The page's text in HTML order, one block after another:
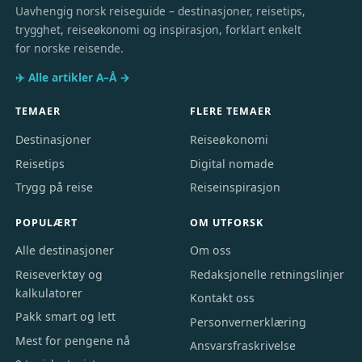
Uavhengig norsk reiseguide – destinasjoner, reisetips,
trygghet, reiseøkonomi og inspirasjon, forklart enkelt
for norske reisende.
✈️ Alle artikler A–Å →
TEMAER
Destinasjoner
Reisetips
Trygg på reise
FLERE TEMAER
Reiseøkonomi
Digital nomade
Reiseinspirasjon
POPULÆRT
Alle destinasjoner
Reiseverktøy og
kalkulatorer
Pakk smart og lett
Mest for pengene nå
OM UTFORSK
Om oss
Redaksjonelle retningslinjer
Kontakt oss
Personvernerklæring
Ansvarsfraskrivelse